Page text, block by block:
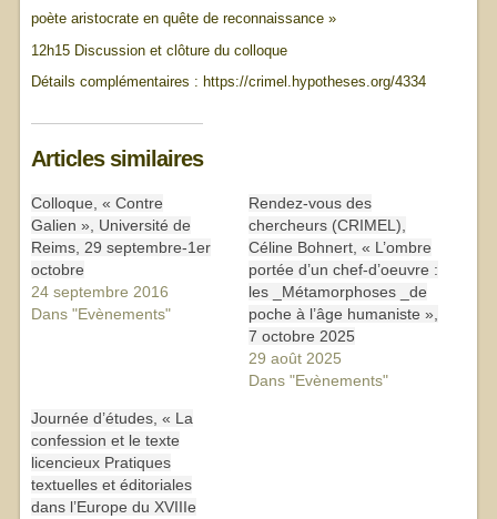
poète aristocrate en quête de reconnaissance »
12h15 Discussion et clôture du colloque
Détails complémentaires : https://crimel.hypotheses.org/4334
Articles similaires
Colloque, « Contre
Galien », Université de
Reims, 29 septembre-1er
octobre
24 septembre 2016
Dans "Evènements"
Rendez-vous des
chercheurs (CRIMEL),
Céline Bohnert, « L’ombre
portée d’un chef-d’oeuvre :
les _Métamorphoses _de
poche à l’âge humaniste »,
7 octobre 2025
29 août 2025
Dans "Evènements"
Journée d’études, « La
confession et le texte
licencieux Pratiques
textuelles et éditoriales
dans l’Europe du XVIIIe